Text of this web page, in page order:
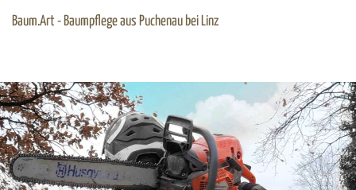
Baum.Art - Baumpflege aus Puchenau bei Linz